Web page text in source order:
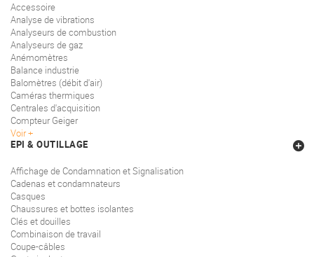
Accessoire
Analyse de vibrations
Analyseurs de combustion
Analyseurs de gaz
Anémomètres
Balance industrie
Balomètres (débit d'air)
Caméras thermiques
Centrales d'acquisition
Compteur Geiger
Voir
EPI & OUTILLAGE
Affichage de Condamnation et Signalisation
Cadenas et condamnateurs
Casques
Chaussures et bottes isolantes
Clés et douilles
Combinaison de travail
Coupe-câbles